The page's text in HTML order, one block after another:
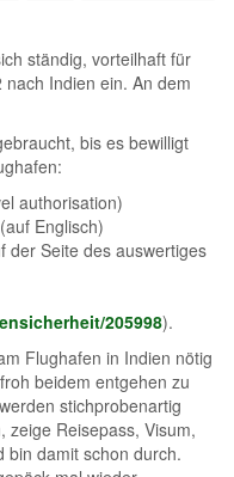
ständig, vorteilhaft für
Indien ein. An dem
bis es bewilligt
authorisation)
Englisch)
der Seite des auswertiges
205998).
Flughafen in Indien nötig
beidem entgehen zu
stichprobenartig
zeige Reisepass, Visum,
bin damit schon durch.